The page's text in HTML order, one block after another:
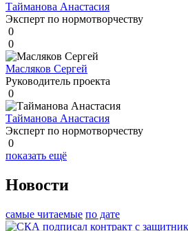
Тайманова Анастасия
Эксперт по нормотворчеству
0
0
Масляков Сергей
Руководитель проекта
0
Тайманова Анастасия
Эксперт по нормотворчеству
0
показать ещё
Новости
самые читаемые по дате